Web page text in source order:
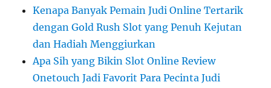
Kenapa Banyak Pemain Judi Online Tertarik
dengan Gold Rush Slot yang Penuh Kejutan
dan Hadiah Menggiurkan
Apa Sih yang Bikin Slot Online Review
Onetouch Jadi Favorit Para Pecinta Judi